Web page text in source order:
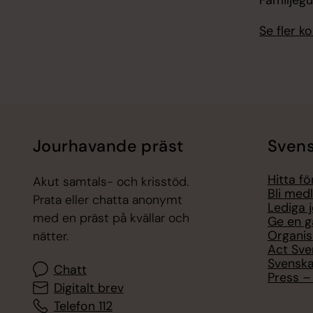
Se fler
Jourhavande präst
Akut samtals- och krisstöd.
Prata eller chatta anonymt
med en präst på kvällar och
nätter.
Chatt
Digitalt brev
Telefon 112
Hitta
Bli
Lediga
Ge en
Act
Press